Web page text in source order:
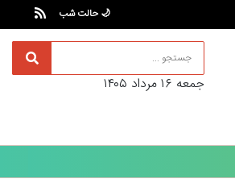
🌙 حالت شب
جمعه ۱۶ مرداد ۱۴۰۵